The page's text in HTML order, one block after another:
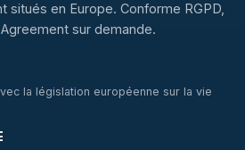
situés en Europe. Conforme RGPD,
sur demande.
la législation européenne sur la vie